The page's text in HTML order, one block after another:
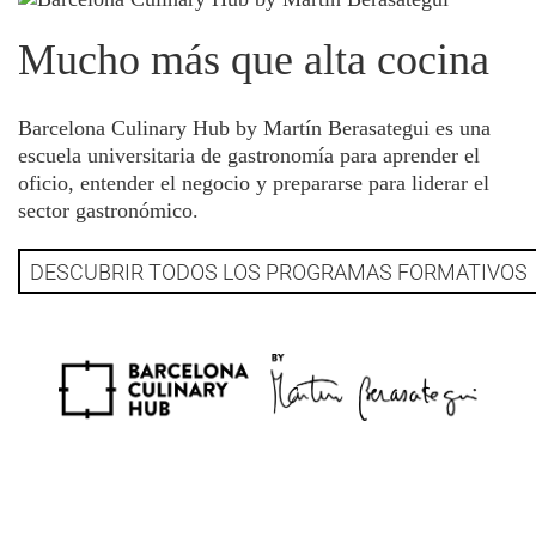
Mucho más que alta cocina
Barcelona Culinary Hub by Martín Berasategui es una
escuela universitaria de gastronomía para aprender el
oficio, entender el negocio y prepararse para liderar el
sector gastronómico.
DESCUBRIR TODOS LOS PROGRAMAS FORMATIVOS